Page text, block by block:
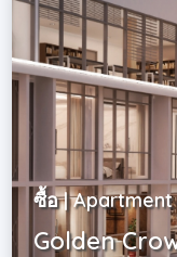
ซื้อ | Apartment
Golden